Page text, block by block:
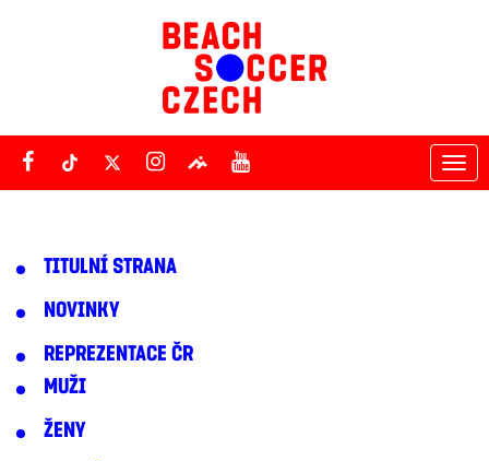
TITULNÍ STRANA
NOVINKY
REPREZENTACE ČR
MUŽI
ŽENY